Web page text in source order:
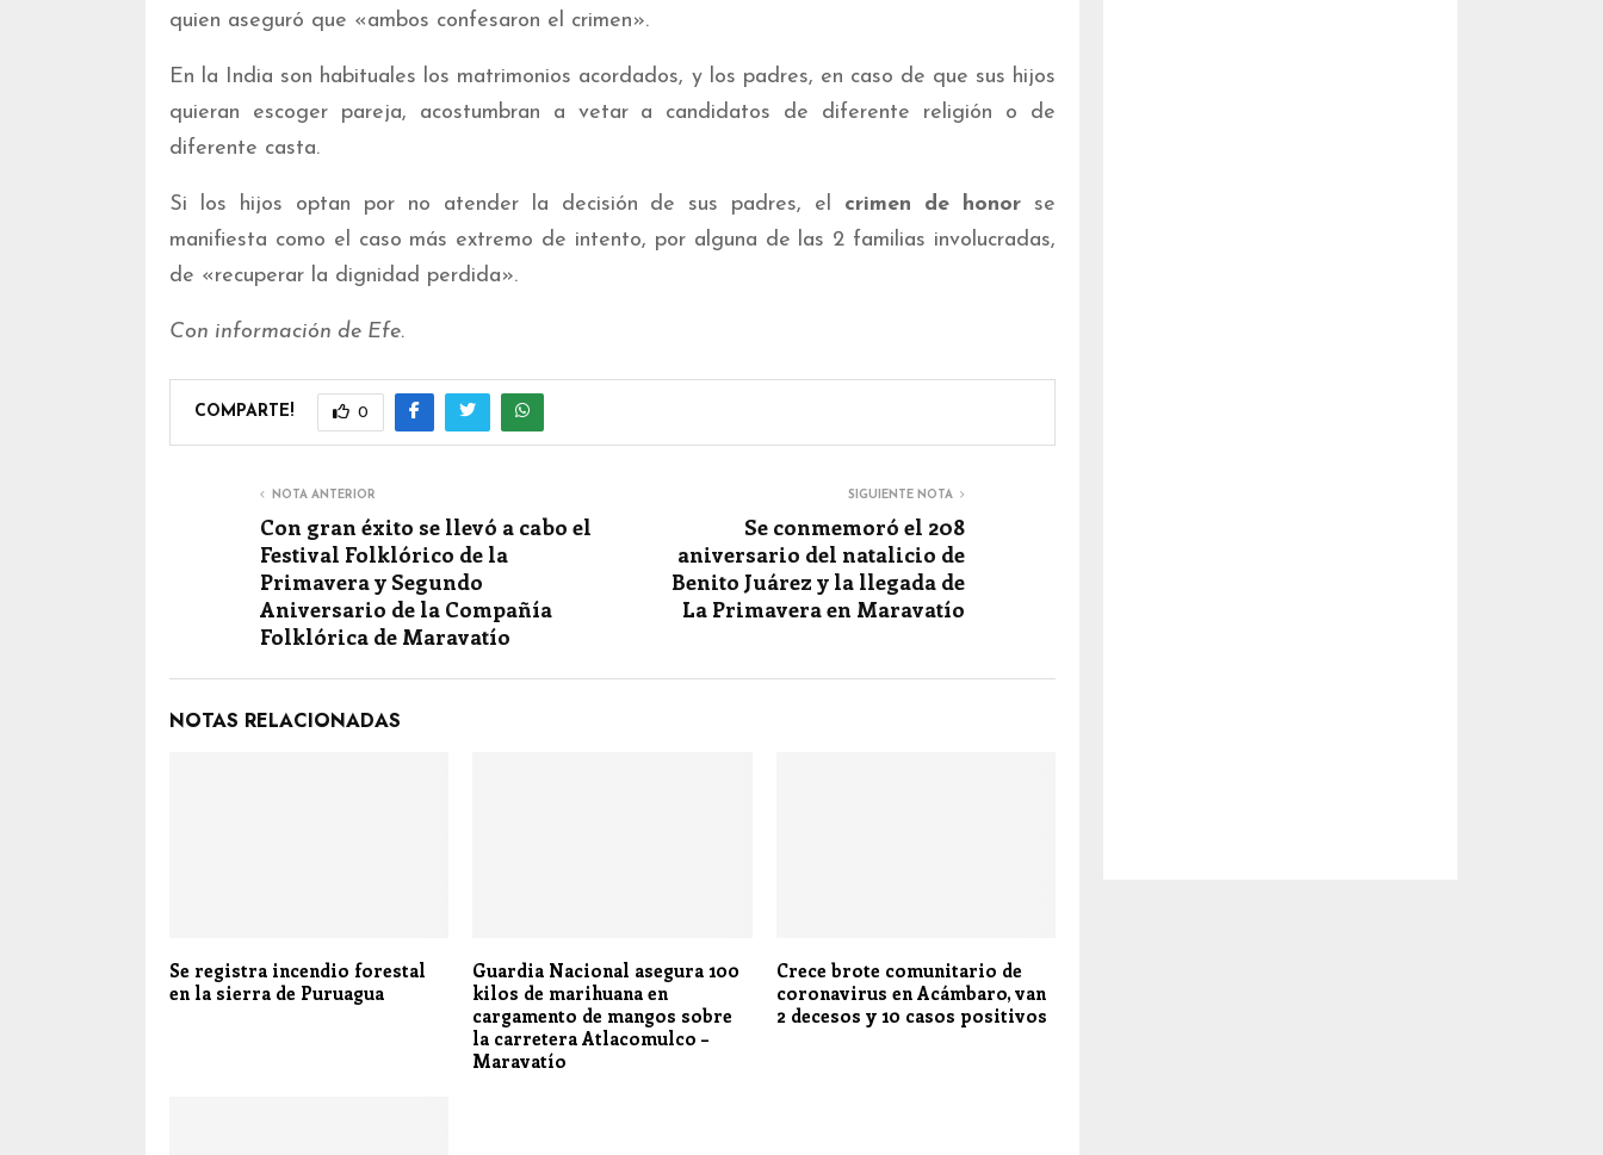
quien aseguró que «ambos confesaron el crimen».
En la India son habituales los matrimonios acordados, y los padres, en caso de que sus hijos
quieran escoger pareja, acostumbran a vetar a candidatos de diferente religión o de
diferente casta.
Si los hijos optan por no atender la decisión de sus padres, el crimen de honor se
manifiesta como el caso más extremo de intento, por alguna de las 2 familias involucradas,
de «recuperar la dignidad perdida».
Con información de Efe.
COMPARTE! 0
NOTA ANTERIOR
Con gran éxito se llevó a cabo el
Festival Folklórico de la
Primavera y Segundo
Aniversario de la Compañía
Folklórica de Maravatío
SIGUIENTE NOTA
Se conmemoró el 208
aniversario del natalicio de
Benito Juárez y la llegada de
La Primavera en Maravatío
NOTAS RELACIONADAS
Se registra incendio forestal
en la sierra de Puruagua
Guardia Nacional asegura 100
kilos de marihuana en
cargamento de mangos sobre
la carretera Atlacomulco –
Maravatío
Crece brote comunitario de
coronavirus en Acámbaro, van
2 decesos y 10 casos positivos